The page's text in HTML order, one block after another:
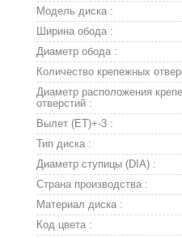
Модель диска :
Ширина обода :
Диаметр обода :
Количество крепежных
Диаметр расположения
отверстий :
Вылет (ET)+-3 :
Тип диска :
Диаметр ступицы (DIA) :
Страна производства :
Материал диска :
Код цвета :